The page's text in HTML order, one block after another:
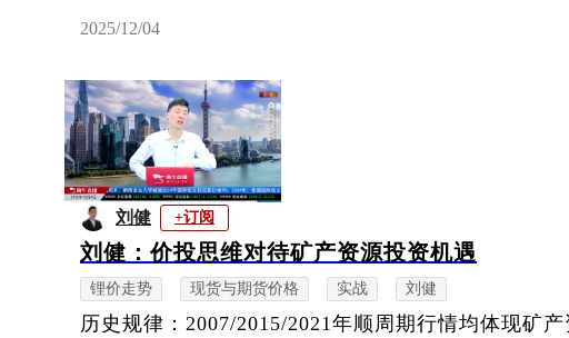
2025/12/04
刘健 +订阅
刘健：价投思维对待矿产资源投资机遇
锂价走势 现货与期货价格 实战 刘健
历史规律：2007/2015/2021年顺周期行情均体现矿产